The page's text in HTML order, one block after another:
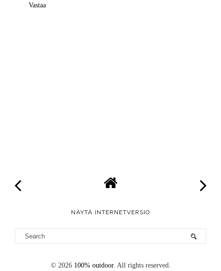
Vastaa
NÄYTÄ INTERNETVERSIO
© 2026 100% outdoor. All rights reserved.